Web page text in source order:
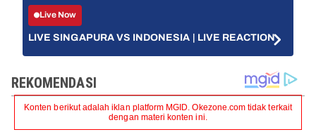
Live Now
LIVE SINGAPURA VS INDONESIA | LIVE REACTION